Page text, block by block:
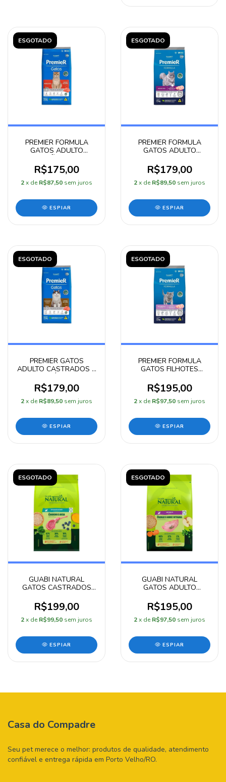
ESGOTADO
PREMIER FORMULA
GATOS ADULTO
R$175,00
2x de R$87,50 sem juros
ESPIAR
ESGOTADO
PREMIER FORMULA
GATOS ADULTO
R$179,00
2x de R$89,50 sem juros
ESPIAR
ESGOTADO
PREMIER GATOS
ADULTO CASTRADOS 6
SALMÃO 7,5KG
R$179,00
2x de R$89,50 sem juros
ESPIAR
ESGOTADO
PREMIER FORMULA
GATOS FILHOTES
R$195,00
2x de R$97,50 sem juros
ESPIAR
ESGOTADO
GUABI NATURAL
GATOS CASTRADOS
7,5KG
R$199,00
2x de R$99,50 sem juros
ESPIAR
ESGOTADO
GUABI NATURAL
GATOS ADULTO
INTEGRAL 7,5KG
R$195,00
2x de R$97,50 sem juros
ESPIAR
Casa do Compadre
Seu pet merece o melhor: produtos de qualidade, atendimento
confiável e entrega rápida em Porto Velho/RO.